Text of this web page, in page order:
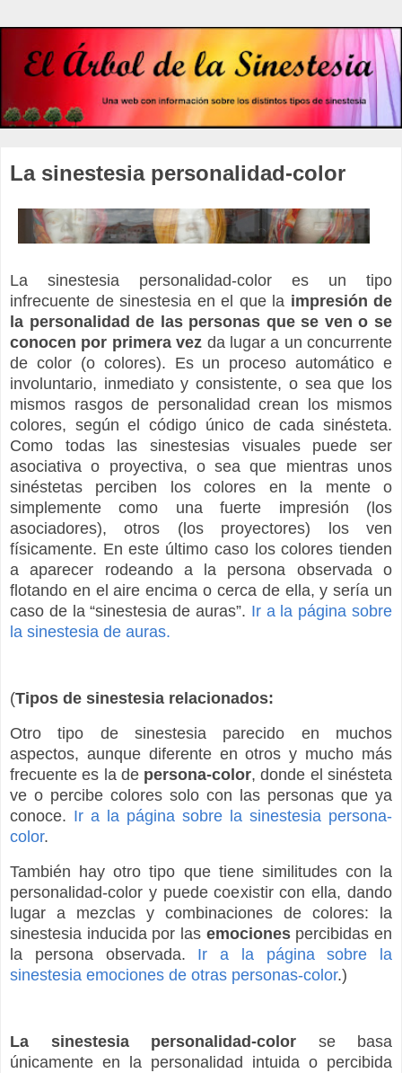
La sinestesia personalidad-color
La sinestesia personalidad-color es un tipo
infrecuente de sinestesia en el que la impresión de
la personalidad de las personas que se ven o se
conocen por primera vez da lugar a un concurrente
de color (o colores). Es un proceso automático e
involuntario, inmediato y consistente, o sea que los
mismos rasgos de personalidad crean los mismos
colores, según el código único de cada sinésteta.
Como todas las sinestesias visuales puede ser
asociativa o proyectiva, o sea que mientras unos
sinéstetas perciben los colores en la mente o
simplemente como una fuerte impresión (los
asociadores), otros (los proyectores) los ven
físicamente. En este último caso los colores tienden
a aparecer rodeando a la persona observada o
flotando en el aire encima o cerca de ella, y sería un
caso de la “sinestesia de auras”. Ir a la página sobre
la sinestesia de auras.
(Tipos de sinestesia relacionados:
Otro tipo de sinestesia parecido en muchos
aspectos, aunque diferente en otros y mucho más
frecuente es la de persona-color, donde el sinésteta
ve o percibe colores solo con las personas que ya
conoce. Ir a la página sobre la sinestesia persona-
color.
También hay otro tipo que tiene similitudes con la
personalidad-color y puede coexistir con ella, dando
lugar a mezclas y combinaciones de colores: la
sinestesia inducida por las emociones percibidas en
la persona observada. Ir a la página sobre la
sinestesia emociones de otras personas-color.)
La sinestesia personalidad-color se basa
únicamente en la personalidad intuida o percibida